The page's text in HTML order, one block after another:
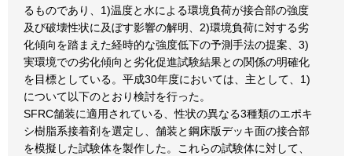
るものであり、1)温度と水による環境負荷が接合部の強度
及び破壊性状に及ぼす影響の解明、2)環境負荷に対する劣
化傾向を踏まえた経時的な強度低下の予測手法の提案、3)
実環境での劣化傾向と劣化促進試験結果との関係の明確化
を目標としている。平成30年度においては、主として、1)
について以下のとおり検討を行った。
SFRC舗装に適用されている、性状の異なる3種類のエポキ
シ樹脂系接着剤を選定し、舗装と鋼床版デッキ面の接合部
を模擬した試験体を製作した。これらの試験体に対して、